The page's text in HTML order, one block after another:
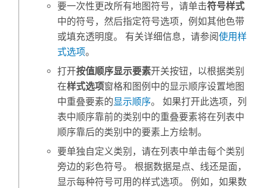
要一次性更改所有地图符号，请单击符号样式
中的符号，然后指定符号选项，例如其他色带
或填充透明度。 有关详细信息，请参阅使用样
式选项。
打开按值顺序显示要素开关按钮，以根据类别
在样式选项窗格和图例中的显示顺序设置地图
中重叠要素的显示顺序。 如果打开此选项，列
表中顺序靠前的类别中的重叠要素将在列表中
顺序靠后的类别中的要素上方绘制。
要单独自定义类别，请在列表中单击每个类别
旁边的彩色符号。 根据数据是点、线还是面，
显示每种符号可用的样式选项。 例如，如果数